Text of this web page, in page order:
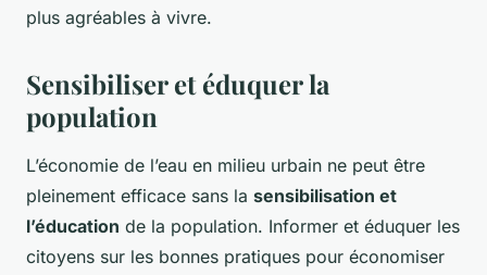
plus agréables à vivre.
Sensibiliser et éduquer la
population
L’économie de l’eau en milieu urbain ne peut être
pleinement efficace sans la sensibilisation et
l’éducation de la population. Informer et éduquer les
citoyens sur les bonnes pratiques pour économiser